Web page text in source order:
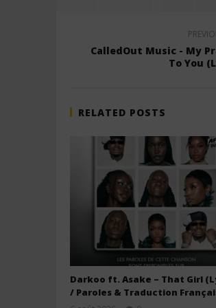
CalledOut Music - My
To You
RELATED POSTS
Darkoo ft. Asake – That Girl
/ Paroles & Traduction